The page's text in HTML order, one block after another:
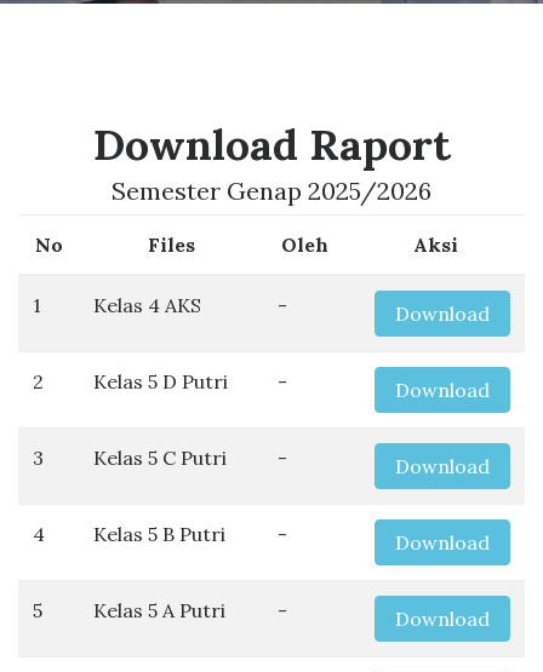
Download Raport
Semester Genap 2025/2026
No Files Oleh Aksi
1 Kelas 4 AKS - Download
2 Kelas 5 D Putri - Download
3 Kelas 5 C Putri - Download
4 Kelas 5 B Putri - Download
5 Kelas 5 A Putri - Download